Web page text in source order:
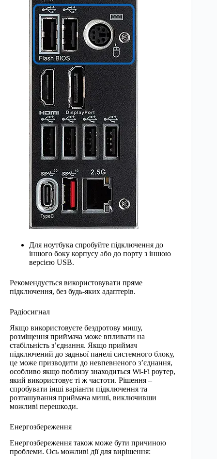
Для ноутбука спробуйте підключення до
іншого боку корпусу або до порту з іншою
версією USB.
Рекомендується використовувати пряме
підключення, без будь-яких адаптерів.
Радіосигнал
Якщо використовуєте бездротову мишу,
розміщення приймача може впливати на
стабільність з’єднання. Якщо приймач
підключений до задньої панелі системного блоку,
це може призводити до невпевненого з’єднання,
особливо якщо поблизу знаходиться Wi-Fi роутер,
який використовує ті ж частоти. Рішення –
спробувати інші варіанти підключення та
розташування приймача миші, виключивши
можливі перешкоди.
Енергозбереження
Енергозбереження також може бути причиною
проблеми. Ось можливі дії для вирішення: